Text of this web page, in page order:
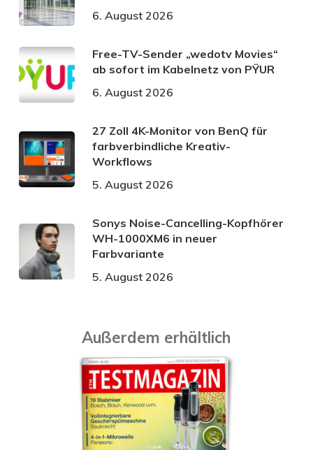
6. August 2026
Free-TV-Sender „wedotv Movies“
ab sofort im Kabelnetz von PŸUR
6. August 2026
27 Zoll 4K-Monitor von BenQ für
farbverbindliche Kreativ-
Workflows
5. August 2026
Sonys Noise-Cancelling-Kopfhörer
WH-1000XM6 in neuer
Farbvariante
5. August 2026
Außerdem erhältlich